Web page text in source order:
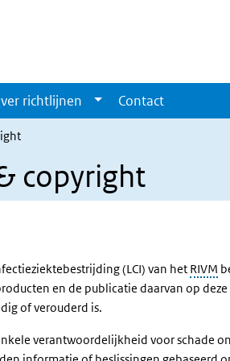
richtlijnen Contact
copyright
(LCI) van het RIVM
en de publicatie daarvan op
of verouderd is.
verantwoordelijkheid voor schade